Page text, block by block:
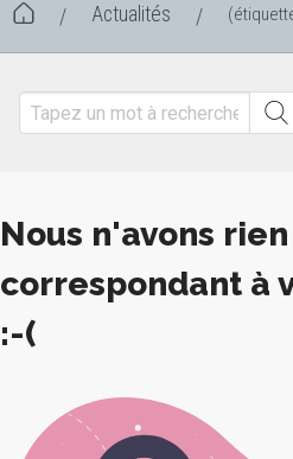
/ Actualités /
Nous n'avons
correspondant à
:-(